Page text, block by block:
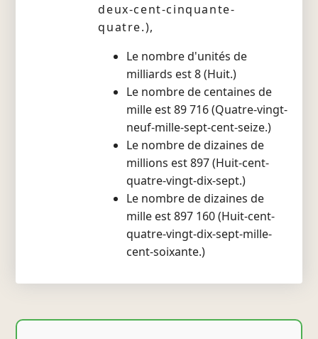
deux-cent-cinquante-
quatre.),
Le nombre d'unités de
milliards est 8 (Huit.)
Le nombre de centaines de
mille est 89 716 (Quatre-vingt-
neuf-mille-sept-cent-seize.)
Le nombre de dizaines de
millions est 897 (Huit-cent-
quatre-vingt-dix-sept.)
Le nombre de dizaines de
mille est 897 160 (Huit-cent-
quatre-vingt-dix-sept-mille-
cent-soixante.)